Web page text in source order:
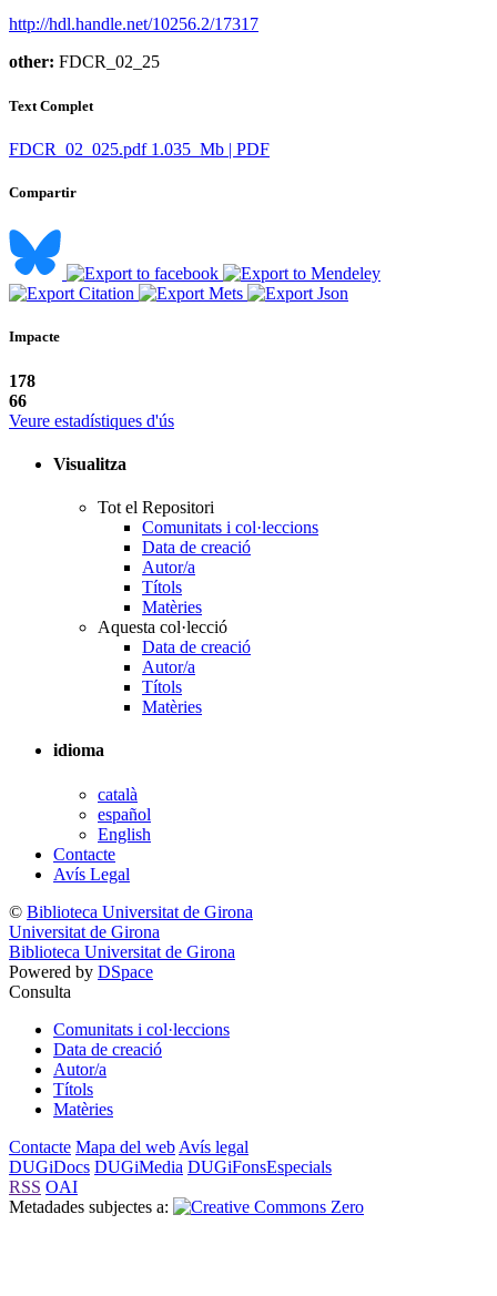
http://hdl.handle.net/10256.2/17317
other: FDCR_02_25
Text Complet
FDCR_02_025.pdf 1.035 Mb | PDF
Compartir
Impacte
178
66
Veure estadístiques d'ús
Visualitza
Tot el Repositori
Comunitats i col·leccions
Data de creació
Autor/a
Títols
Matèries
Aquesta col·lecció
Data de creació
Autor/a
Títols
Matèries
idioma
català
español
English
Contacte
Avís Legal
© Biblioteca Universitat de Girona
Universitat de Girona
Biblioteca Universitat de Girona
Powered by DSpace
Consulta
Comunitats i col·leccions
Data de creació
Autor/a
Títols
Matèries
Contacte Mapa del web Avís legal
DUGiDocs DUGiMedia DUGiFonsEspecials
RSS OAI
Metadades subjectes a: